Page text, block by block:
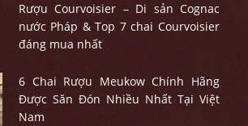
Rượu Courvoisier – Di sản Cognac
nước Pháp & Top 7 chai Courvoisier
đáng mua nhất
6 Chai Rượu Meukow Chính Hãng
Được Săn Đón Nhiều Nhất Tại Việt
Nam